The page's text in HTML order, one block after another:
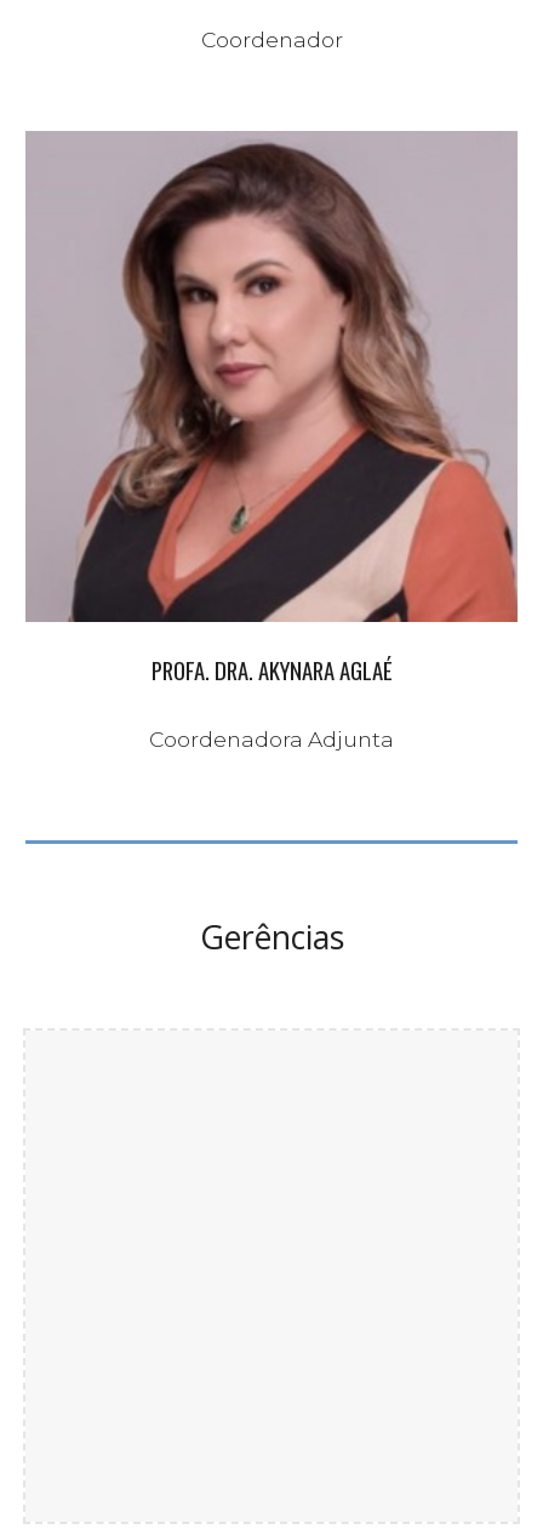
Coordenador
PROFA. DRA. AKYNARA AGLAÉ
Coordenadora Adjunta
Gerências